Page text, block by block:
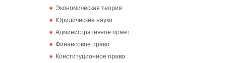
Экономическая теория
Юридические науки
Административное право
Финансовое право
Конституционное право